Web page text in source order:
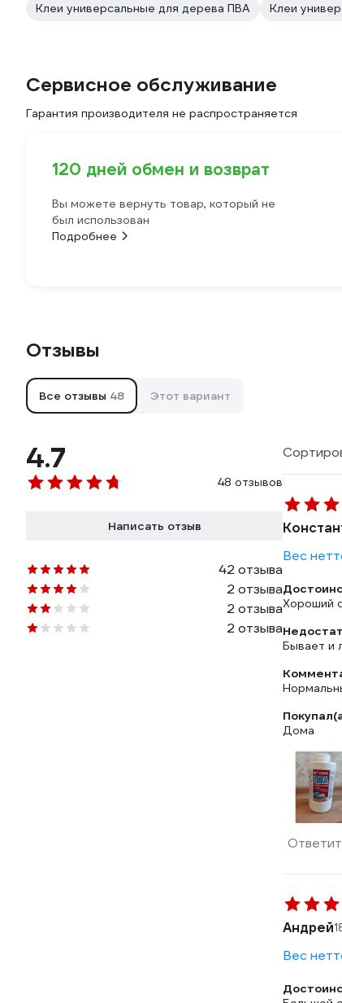
Клеи универсальные для дерева ПВА
Клеи
Сервисное обслуживание
Гарантия производителя не распространяется
120 дней обмен и возврат
Вы можете вернуть товар, который не
был использован
Подробнее
Отзывы
Все отзывы 48 Этот вариант
4.7
48 отзывов
Написать отзыв
42 отзыва
2 отзыва
2 отзыва
2 отзыва
Вес
Хороший
Бывает и
Дома
Андрей
Вес